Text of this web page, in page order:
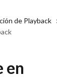
de Playback
en